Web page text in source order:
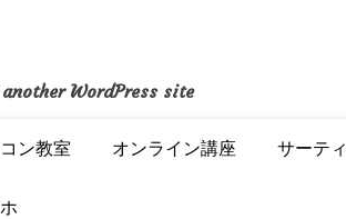
WordPress site
ン教室 オンライン講座 サーテ